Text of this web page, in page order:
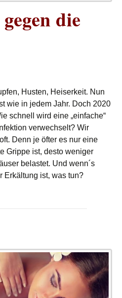
die
Husten, Heiserkeit. Nun
wie in jedem Jahr. Doch 2020
schnell wird eine „einfache“
verwechselt? Wir
Denn je öfter es nur eine
Grippe ist, desto weniger
belastet. Und wenn´s
Erkältung ist, was tun?